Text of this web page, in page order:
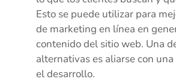
Esto se puede utilizar para
de marketing en línea en
contenido del sitio web. Una
alternativas es aliarse con una
el desarrollo.